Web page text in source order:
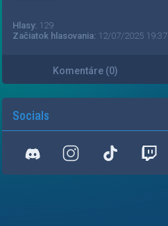
Hlasy: 129
Začiatok hlasovania: 12/07/2025 19:37
Komentáre (0)
Socials